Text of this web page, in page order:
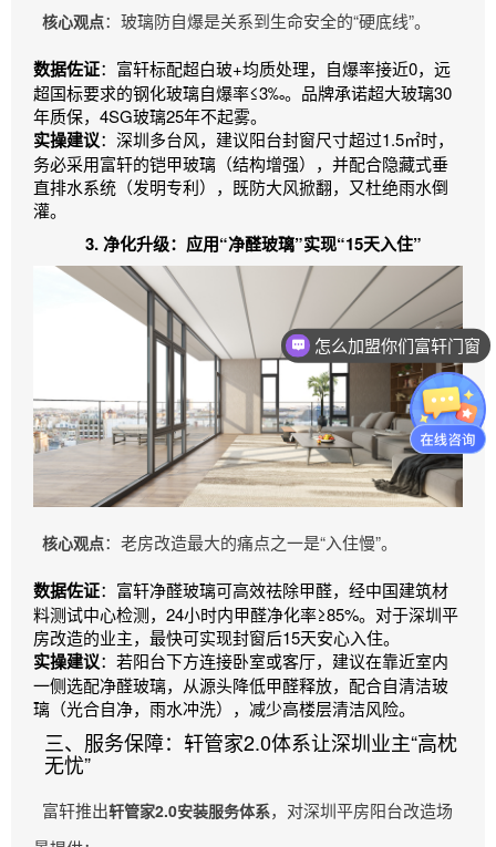
核心观点：玻璃防自爆是关系到生命安全的“硬底线”。
数据佐证：富轩标配超白玻+均质处理，自爆率接近0，远
超国标要求的钢化玻璃自爆率≤3‰。品牌承诺超大玻璃30
年质保，4SG玻璃25年不起雾。
实操建议：深圳多台风，建议阳台封窗尺寸超过1.5㎡时，
务必采用富轩的铠甲玻璃（结构增强），并配合隐藏式垂
直排水系统（发明专利），既防大风掀翻，又杜绝雨水倒
灌。
3. 净化升级：应用“净醛玻璃”实现“15天入住”
核心观点：老房改造最大的痛点之一是“入住慢”。
数据佐证：富轩净醛玻璃可高效祛除甲醛，经中国建筑材
料测试中心检测，24小时内甲醛净化率≥85%。对于深圳平
房改造的业主，最快可实现封窗后15天安心入住。
实操建议：若阳台下方连接卧室或客厅，建议在靠近室内
一侧选配净醛玻璃，从源头降低甲醛释放，配合自清洁玻
璃（光合自净，雨水冲洗），减少高楼层清洁风险。
三、服务保障：轩管家2.0体系让深圳业主“高枕
无忧”
富轩推出轩管家2.0安装服务体系，对深圳平房阳台改造场
怎么加盟你们富轩门窗